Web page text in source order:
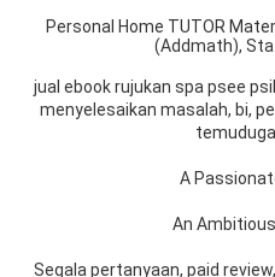
Personal Home TUTOR
(Addmath),
jual ebook rujukan spa psee
menyelesaikan masalah, bi,
A
An
Segala pertanyaan, paid